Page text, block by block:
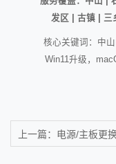
发区 | 古镇 | 三
核心关键词：中
Win11升级，
上一篇： 电源/主板更